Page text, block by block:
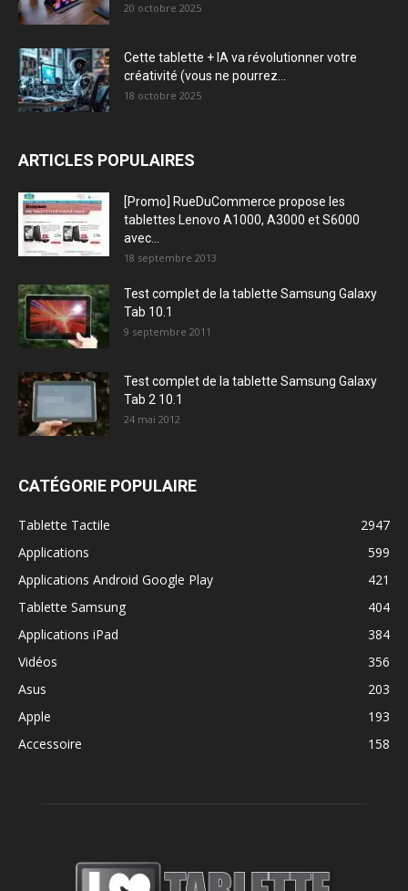
20 octobre 2025
Cette tablette + IA va révolutionner votre
créativité (vous ne pourrez...
18 octobre 2025
ARTICLES POPULAIRES
[Promo] RueDuCommerce propose les
tablettes Lenovo A1000, A3000 et S6000
avec...
18 septembre 2013
Test complet de la tablette Samsung Galaxy
Tab 10.1
9 septembre 2011
Test complet de la tablette Samsung Galaxy
Tab 2 10.1
24 mai 2012
CATÉGORIE POPULAIRE
Tablette Tactile
2947
Applications
599
Applications Android Google Play
421
Tablette Samsung
404
Applications iPad
384
Vidéos
356
Asus
203
Apple
193
Accessoire
158